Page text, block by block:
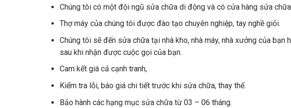
Chúng tôi có một đội ngũ sửa chữa di động và có cửa hàng sửa
Thợ máy của chúng tôi được đào tạo chuyên nghiệp, tay nghề giỏi.
Chúng tôi sẽ đến sửa chữa tại nhà kho, nhà máy, nhà xưởng của
sau khi nhận được cuộc gọi của bạn.
Cam kết giá cả cạnh tranh,
Kiểm tra lỗi, báo giá chi tiết trước khi sửa chữa, thay thế.
Bảo hành các hạng mục sửa chữa từ 03 – 06 tháng.